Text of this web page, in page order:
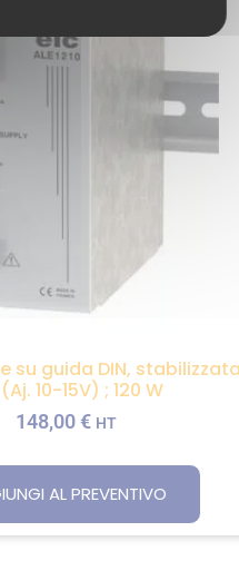
su guida DIN,
10-15V) ; 120 W
148,00 € HT
AL PREVENTIVO